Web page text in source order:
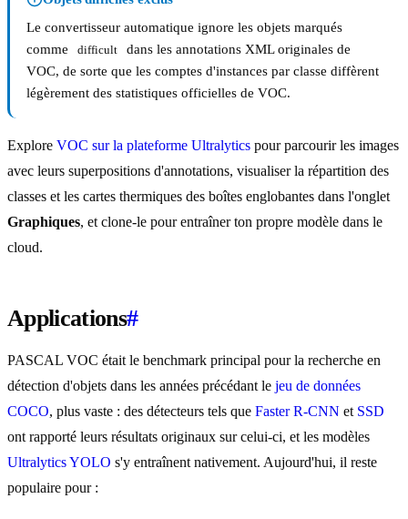
Le convertisseur automatique ignore les objets marqués
comme
difficult
dans les annotations XML originales de
VOC, de sorte que les comptes d'instances par classe diffèrent
légèrement des statistiques officielles de VOC.
Explore VOC sur la plateforme Ultralytics pour parcourir les images
avec leurs superpositions d'annotations, visualiser la répartition des
classes et les cartes thermiques des boîtes englobantes dans l'onglet
Graphiques, et clone-le pour entraîner ton propre modèle dans le
cloud.
Applications#
PASCAL VOC était le benchmark principal pour la recherche en
détection d'objets dans les années précédant le jeu de données
COCO, plus vaste : des détecteurs tels que Faster R-CNN et SSD
ont rapporté leurs résultats originaux sur celui-ci, et les modèles
Ultralytics YOLO s'y entraînent nativement. Aujourd'hui, il reste
populaire pour :